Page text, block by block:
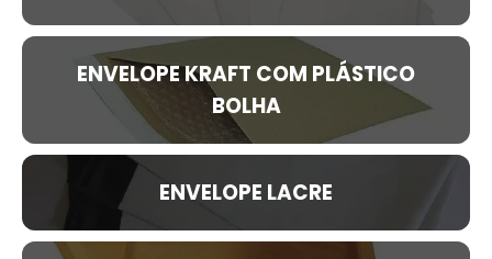
ENVELOPE KRAFT COM PLÁSTICO
BOLHA
ENVELOPE LACRE